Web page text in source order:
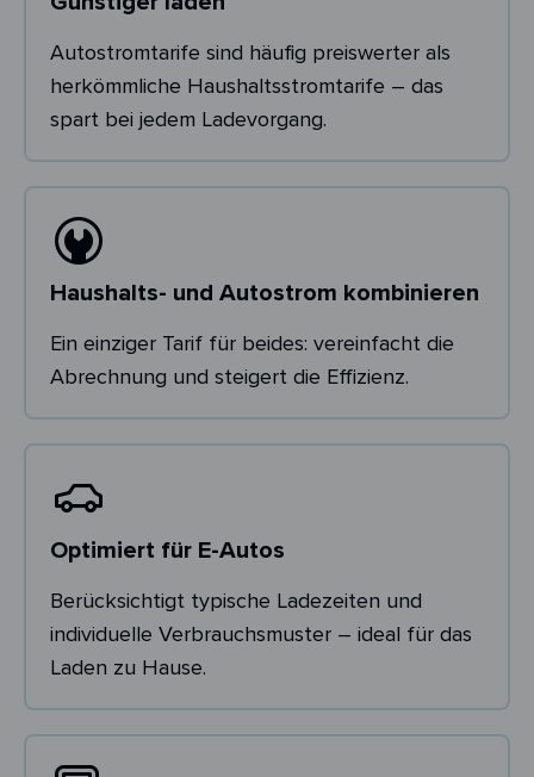
Autostromtarife sind häufig preiswerter als
herkömmliche Haushaltsstromtarife – das
spart bei jedem Ladevorgang.
Haushalts- und Autostrom kombinieren
Ein einziger Tarif für beides: vereinfacht die
Abrechnung und steigert die Effizienz.
Optimiert für E-Autos
Berücksichtigt typische Ladezeiten und
individuelle Verbrauchsmuster – ideal für das
Laden zu Hause.